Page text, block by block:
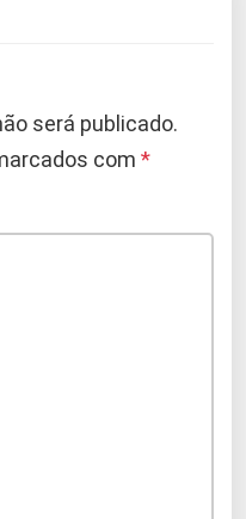
será publicado.
com *